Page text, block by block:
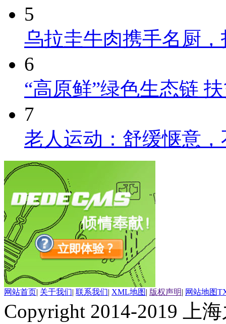
5
乌拉圭牛肉携手名厨
6
“高原鲜”绿色生态链
7
老人运动：舒缓惬意
网站首页| 关于我们| 联系我们| XML地图| 版权声明| 网站地图
Copyright 2014-2019 上